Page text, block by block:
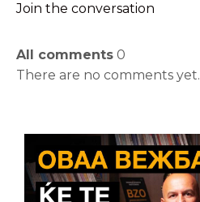
Join the conversation
All comments 0
There are no comments yet.